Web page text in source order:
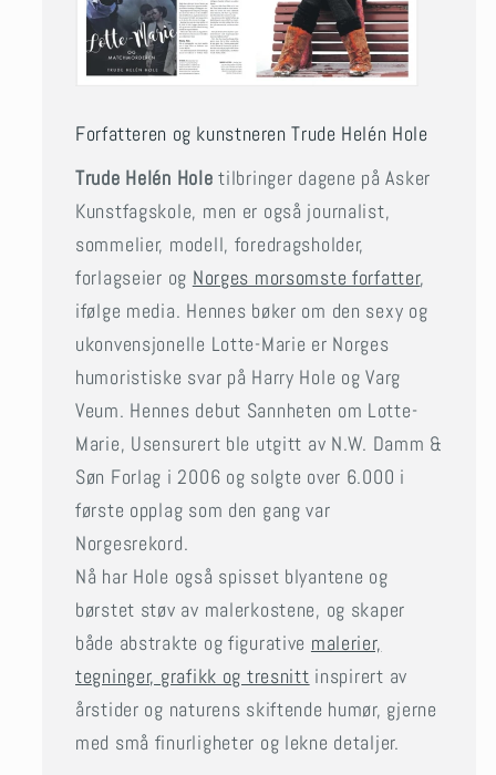
Forfatteren og kunstneren Trude Helén Hole
Trude Helén Hole tilbringer dagene på Asker
Kunstfagskole, men er også journalist,
sommelier, modell, foredragsholder,
forlagseier og Norges morsomste forfatter,
ifølge media. Hennes bøker om den sexy og
ukonvensjonelle Lotte-Marie er Norges
humoristiske svar på Harry Hole og Varg
Veum. Hennes debut Sannheten om Lotte-
Marie, Usensurert ble utgitt av N.W. Damm &
Søn Forlag i 2006 og solgte over 6.000 i
første opplag som den gang var
Norgesrekord.
Nå har Hole også spisset blyantene og
børstet støv av malerkostene, og skaper
både abstrakte og figurative malerier,
tegninger, grafikk og tresnitt inspirert av
årstider og naturens skiftende humør, gjerne
med små finurligheter og lekne detaljer.